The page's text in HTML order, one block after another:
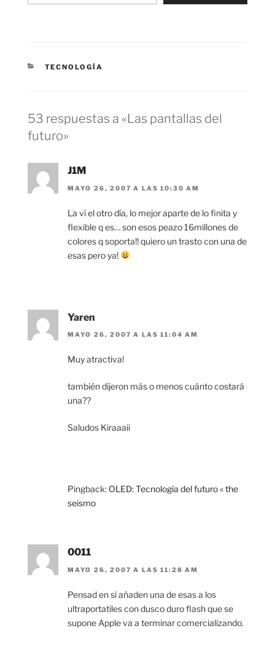
CATEGORÍAS
TECNOLOGÍA
53 respuestas a «Las pantallas del
futuro»
J1M
MAYO 26, 2007 A LAS 10:30 AM
La ví el otro día, lo mejor aparte de lo finita y
flexible q es… son esos peazo 16millones de
colores q soporta!! quiero un trasto con una de
esas pero ya!
Yaren
MAYO 26, 2007 A LAS 11:04 AM
Muy atractiva!
también dijeron más o menos cuánto costará
una??
Saludos Kiraaaii
Pingback: OLED: Tecnología del futuro « the
seismo
0011
MAYO 26, 2007 A LAS 11:28 AM
Pensad en si añaden una de esas a los
ultraportatiles con dusco duro flash que se
supone Apple va a terminar comercializando.